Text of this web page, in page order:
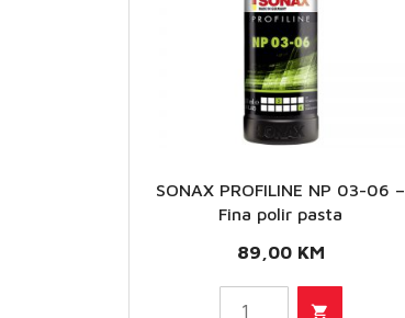
SONAX PROFILINE NP 03-06 –
Fina polir pasta
89,00 KM
SONAX
NP 03-06
- Fina